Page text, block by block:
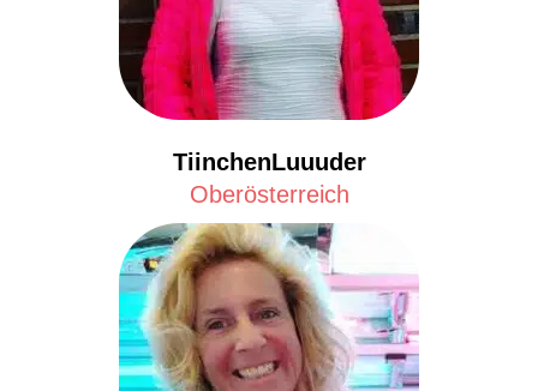
TiinchenLuuuder
Oberösterreich